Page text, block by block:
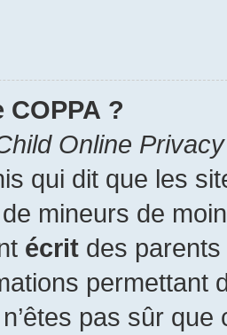
?
Online
qui dit que les
mineurs de
écrit des parents
permettant
pas sûr